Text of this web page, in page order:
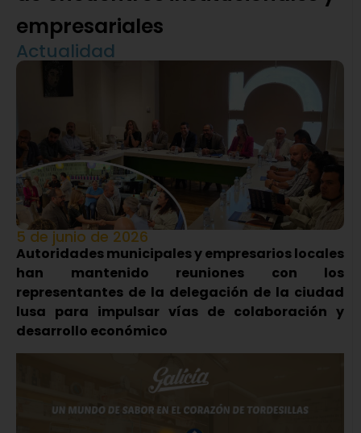
empresariales
Actualidad
5 de junio de 2026
Autoridades municipales y empresarios locales
han mantenido reuniones con los
representantes de la delegación de la ciudad
lusa para impulsar vías de colaboración y
desarrollo económico